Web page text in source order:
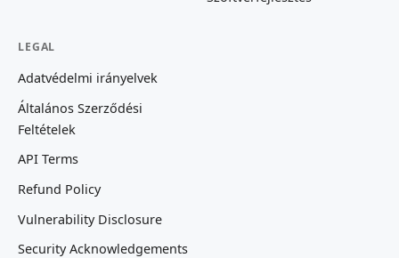
LEGAL
Adatvédelmi irányelvek
Általános Szerződési
Feltételek
API Terms
Refund Policy
Vulnerability Disclosure
Security Acknowledgements